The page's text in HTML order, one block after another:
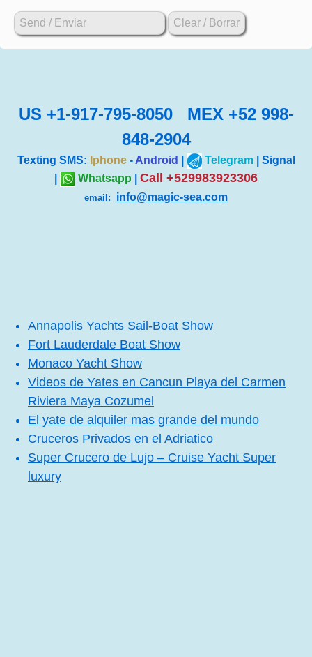
US +1-917-795-8050 MEX +52 998-
848-2904
Texting SMS: Iphone- Android Telegram| Signal
Whatsapp Call +529983923306
email: info@magic-sea.com
Annapolis Yachts Sail-Boat Show
Fort Lauderdale Boat Show
Monaco Yacht Show
Videos de Yates en Cancun Playa del Carmen
Riviera Maya Cozumel
El yate de alquiler mas grande del mundo
Cruceros Privados en el Adriatico
Super Crucero de Lujo – Cruise Yacht Super
luxury